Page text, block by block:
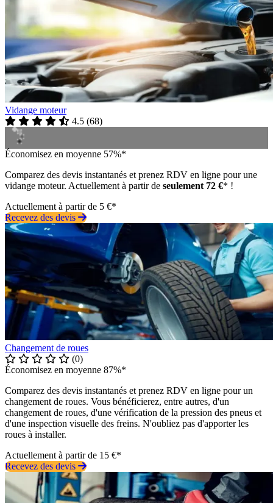
Vidange moteur
4.5 (68)
Économisez en moyenne 57%*
Comparez des devis instantanés et prenez RDV en ligne pour une
vidange moteur. Actuellement à partir de seulement 72 €* !
Actuellement à partir de 5 €*
Recevez des devis
Changement de roues
(0)
Économisez en moyenne 87%*
Comparez des devis instantanés et prenez RDV en ligne pour un
changement de roues. Vous bénéficierez, entre autres, d'un
changement de roues, d'une vérification de la pression des pneus et
d'une inspection visuelle des freins. N'oubliez pas d'apporter les
roues à installer.
Actuellement à partir de 15 €*
Recevez des devis